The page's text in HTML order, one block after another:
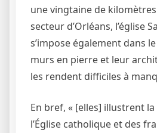
une vingtaine de kilomètres
secteur d’Orléans, l’église
s’impose également dans
murs en pierre et leur
les rendent difficiles à
En bref, « [elles] illustrent
l’Église catholique et des